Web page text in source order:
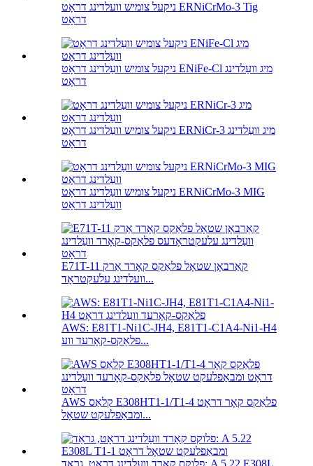
ניקעל צומיש וועלדינג דראָט ERNiCrMo-3 Tig
דראָט
ניקעל צומיש וועַלדינג דראָט ENiFe-Cl מיג וועַלדינג
דראָט
ניקעל צומיש וועַלדינג דראָט ERNiCr-3 מיג וועַלדינג
דראָט
ניקעל צומיש וועַלדינג דראָט ERNiCrMo-3 MIG
וועַלדינג דראָט
E71T-11 קאַרבאָן שטאָל פלאַקס קאָרד אַרק
וועלדינג עלעקטראָד...
AWS: E81T1-Ni1C-JH4, E81T1-C1A4-Ni1-H4
פלאַקס-קאָרעד ווע...
AWS קלאַס E308HT1-1/T1-4 פלאַקס קאָר דראָט
ומבאַפלעקט שטאָל...